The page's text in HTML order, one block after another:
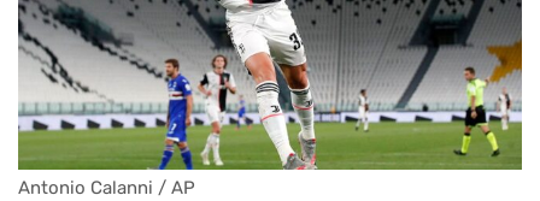
Antonio Calanni / AP